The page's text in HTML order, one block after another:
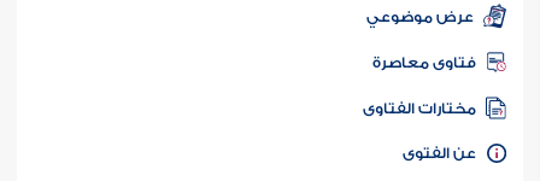
الفتاوى الحية
عرض موضوعي
فتاوى معاصرة
مختارات الفتاوى